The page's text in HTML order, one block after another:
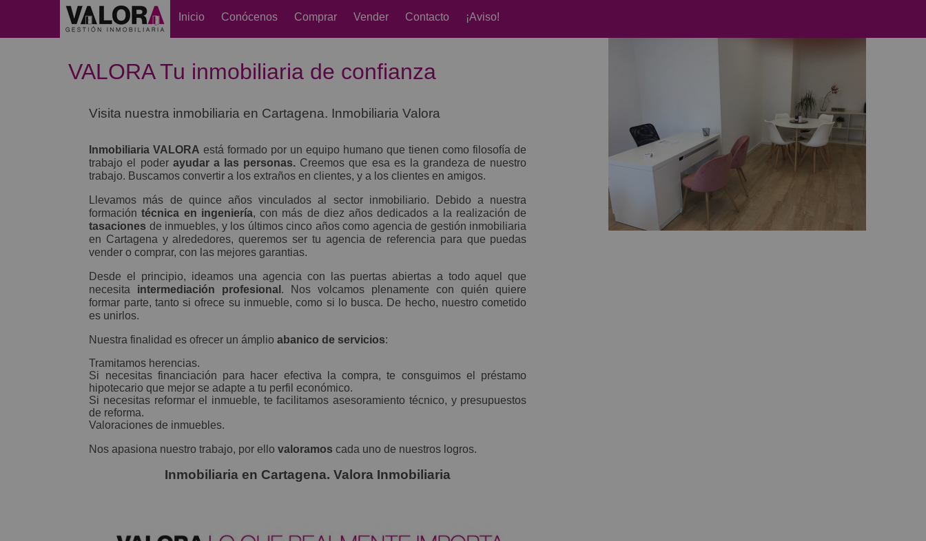
Inicio Conócenos Comprar Vender Contacto ¡Aviso!
VALORA Tu inmobiliaria de confianza
Visita nuestra inmobiliaria en Cartagena. Inmobiliaria Valora
Inmobiliaria VALORA está formado por un equipo humano que tienen como filosofía de
trabajo el poder ayudar a las personas. Creemos que esa es la grandeza de nuestro
trabajo. Buscamos convertir a los extraños en clientes, y a los clientes en amigos.
Llevamos más de quince años vinculados al sector inmobiliario. Debido a nuestra
formación técnica en ingeniería, con más de diez años dedicados a la realización de
tasaciones de inmuebles, y los últimos cinco años como agencia de gestión inmobiliaria
en Cartagena y alrededores, queremos ser tu agencia de referencia para que puedas
vender o comprar, con las mejores garantias.
Desde el principio, ideamos una agencia con las puertas abiertas a todo aquel que
necesita intermediación profesional . Nos volcamos plenamente con quién quiere
formar parte, tanto si ofrece su inmueble, como si lo busca. De hecho, nuestro cometido
es unirlos.
Nuestra finalidad es ofrecer un ámplioabanico de servicios:
Tramitamos herencias.
Si necesitas financiación para hacer efectiva la compra, te consguimos el préstamo
hipotecario que mejor se adapte a tu perfil económico.
Si necesitas reformar el inmueble, te facilitamos asesoramiento técnico, y presupuestos
de reforma.
Valoraciones de inmuebles.
Nos apasiona nuestro trabajo, por ellovaloramos cada uno de nuestros logros.
Inmobiliaria en Cartagena. Valora Inmobiliaria